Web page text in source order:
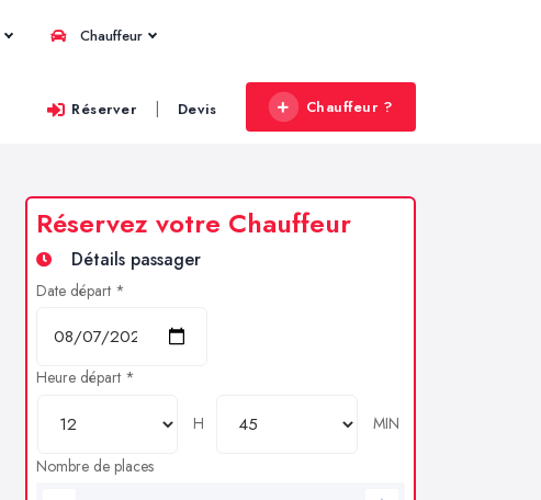
Chauffeur
Réserver | Devis Chauffeur ?
Réservez votre Chauffeur
Détails passager
Date départ *
Heure départ *
H
MIN
Nombre de places